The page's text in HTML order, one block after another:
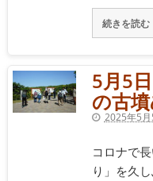
続きを読む
5月5
の古
2025年5月
コロナで
り」を久